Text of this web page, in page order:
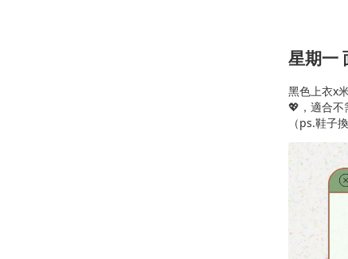
星期一
黑色上衣x
💖，適合不
（ps.鞋子